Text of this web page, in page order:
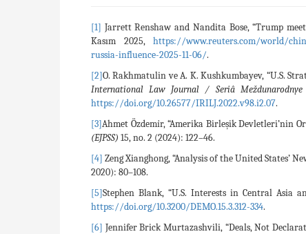
[1] Jarrett Renshaw and Nandita Bose, “Trump
Kasım 2025, https://www.reuters.com/world/
russia-influence-2025-11-06/.
[2]O. Rakhmatulin ve A. K. Kushkumbayev, “U.S.
International Law Journal / Seriâ Meždunarodnye
https://doi.org/10.26577/IRILJ.2022.v98.i2.07.
[3]Ahmet Özdemi̇r, “Amerika Birleşik Devletleri’nin
(EJPSS) 15, no. 2 (2024): 122–46.
[4] Zeng Xianghong, “Analysis of the United States’
2020): 80–108.
[5]Stephen Blank, “U.S. Interests in Central Asia
https://doi.org/10.3200/DEMO.15.3.312-334.
[6] Jennifer Brick Murtazashvili, “Deals, Not